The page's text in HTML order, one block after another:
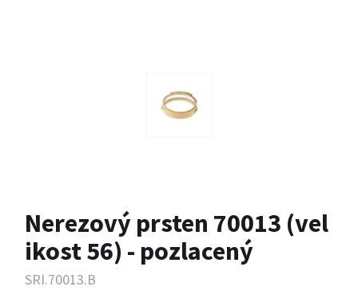
Nerezový prsten 70013 (vel
ikost 56) - pozlacený
SRI.70013.B